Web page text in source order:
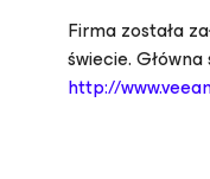
Firma została
świecie.
http://